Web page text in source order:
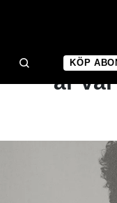
KÖP
är